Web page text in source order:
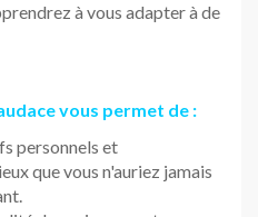
à vous adapter à de
vous permet de :
personnels et
que vous n'auriez jamais